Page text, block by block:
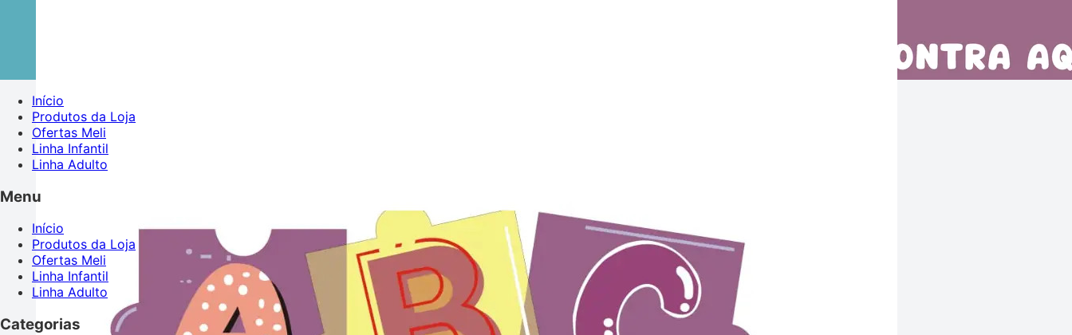
Início
Produtos da Loja
Ofertas Meli
Linha Infantil
Linha Adulto
Menu
Início
Produtos da Loja
Ofertas Meli
Linha Infantil
Linha Adulto
Categorias